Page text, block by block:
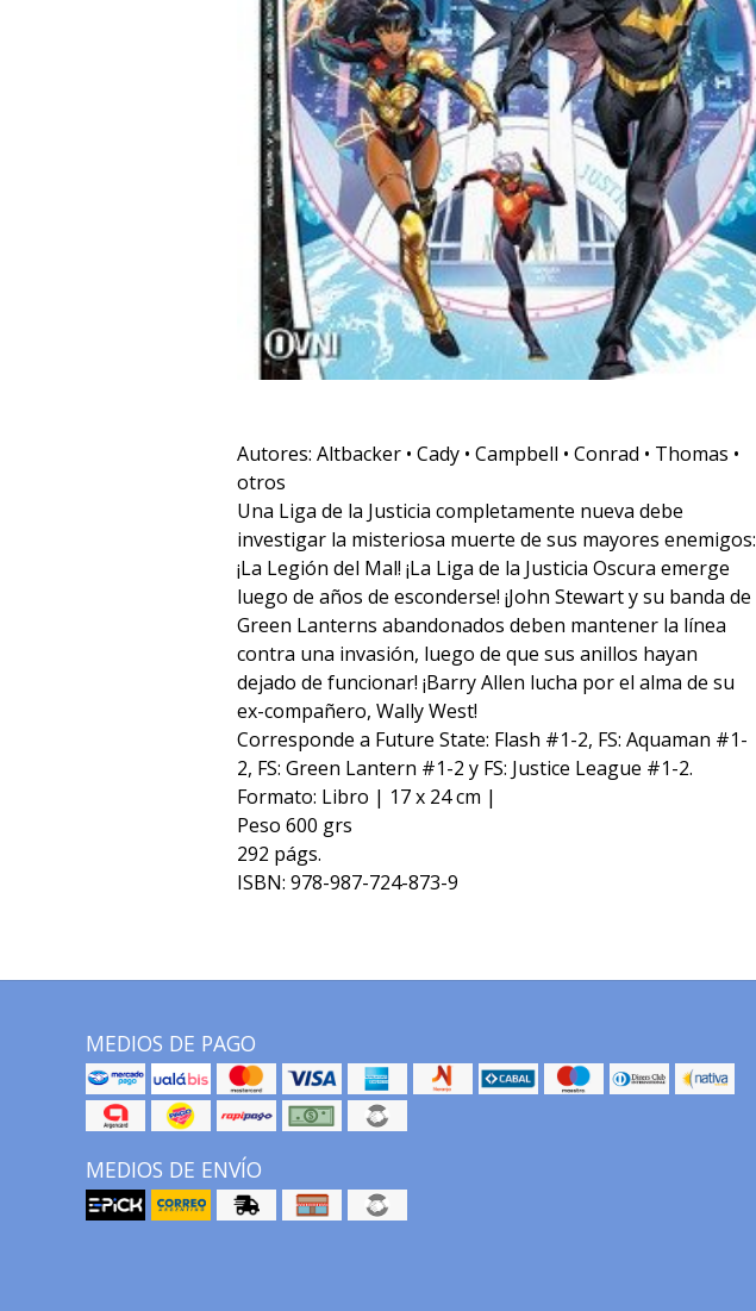
Autores: Altbacker • Cady • Campbell • Conrad • Thomas •
otros
Una Liga de la Justicia completamente nueva debe
investigar la misteriosa muerte de sus mayores enemigos:
¡La Legión del Mal! ¡La Liga de la Justicia Oscura emerge
luego de años de esconderse! ¡John Stewart y su banda de
Green Lanterns abandonados deben mantener la línea
contra una invasión, luego de que sus anillos hayan
dejado de funcionar! ¡Barry Allen lucha por el alma de su
ex-compañero, Wally West!
Corresponde a Future State: Flash #1-2, FS: Aquaman #1-
2, FS: Green Lantern #1-2 y FS: Justice League #1-2.
Formato: Libro | 17 x 24 cm |
Peso 600 grs
292 págs.
ISBN: 978-987-724-873-9
MEDIOS DE PAGO
MEDIOS DE ENVÍO